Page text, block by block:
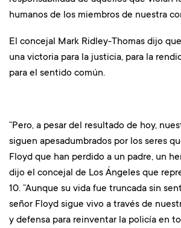
humanos de los miembros de nuestra
El concejal Mark Ridley-Thomas dijo
una victoria para la justicia, para la
para el sentido común.
“Pero, a pesar del resultado de hoy,
siguen apesadumbrados por los seres
Floyd que han perdido a un padre, un
dijo el concejal de Los Ángeles que
10. “Aunque su vida fue truncada sin
señor Floyd sigue vivo a través de
y defensa para reinventar la policía en